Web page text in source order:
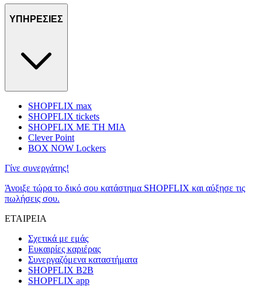
ΥΠΗΡΕΣΙΕΣ
SHOPFLIX max
SHOPFLIX tickets
SHOPFLIX ΜΕ ΤΗ ΜΙΑ
Clever Point
BOX NOW Lockers
Γίνε συνεργάτης!
Άνοιξε τώρα το δικό σου κατάστημα SHOPFLIX και αύξησε τις
πωλήσεις σου.
ΕΤΑΙΡΕΙΑ
Σχετικά με εμάς
Ευκαιρίες καριέρας
Συνεργαζόμενα καταστήματα
SHOPFLIX B2B
SHOPFLIX app